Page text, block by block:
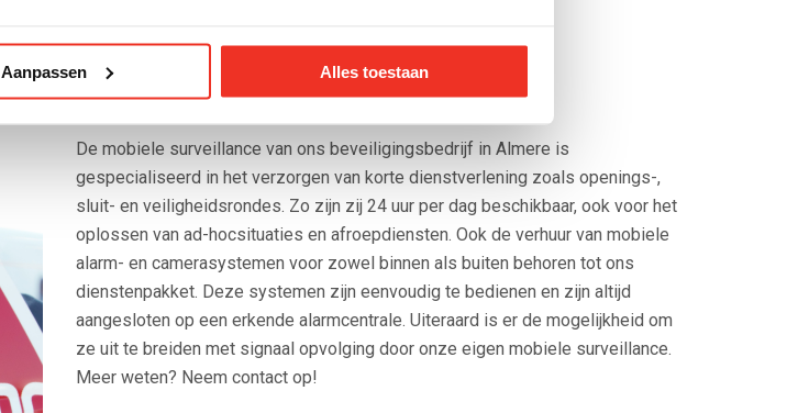
Aanpassen Alles toestaan
24/7 Bereikbaar
De mobiele surveillance van ons beveiligingsbedrijf in Almere is
gespecialiseerd in het verzorgen van korte dienstverlening zoals openings-,
sluit- en veiligheidsrondes. Zo zijn zij 24 uur per dag beschikbaar, ook voor het
oplossen van ad-hocsituaties en afroepdiensten. Ook de verhuur van mobiele
alarm- en camerasystemen voor zowel binnen als buiten behoren tot ons
dienstenpakket. Deze systemen zijn eenvoudig te bedienen en zijn altijd
aangesloten op een erkende alarmcentrale. Uiteraard is er de mogelijkheid om
ze uit te breiden met signaal opvolging door onze eigen mobiele surveillance.
Meer weten? Neem contact op!